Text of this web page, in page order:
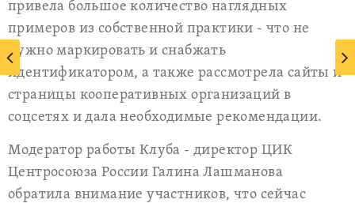
привела большое количество наглядных
примеров из собственной практики - что не
нужно маркировать и снабжать
идентификатором, а также рассмотрела сайты и
страницы кооперативных организаций в
соцсетях и дала необходимые рекомендации.
Модератор работы Клуба - директор ЦИК
Центросоюза России Галина Лашманова
обратила внимание участников, что сейчас